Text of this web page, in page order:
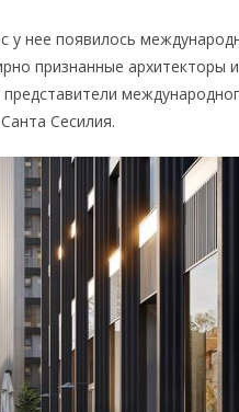
у нее появилось
признанные архитекторы
Сесилия.